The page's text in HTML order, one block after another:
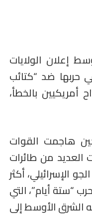
إعلان الولايات
حربها ضد “كتائب
إسرائيل أرواح أمريكيين بالخطأ،
الواقعة، إلى الفترة ما بين 5 و10 يونيو 1967، حين هاجمت القوات
العديد من طائرات
الإسرائيلي، أكثر
“ستة أيام”، التي
الشرق الأوسط إلى